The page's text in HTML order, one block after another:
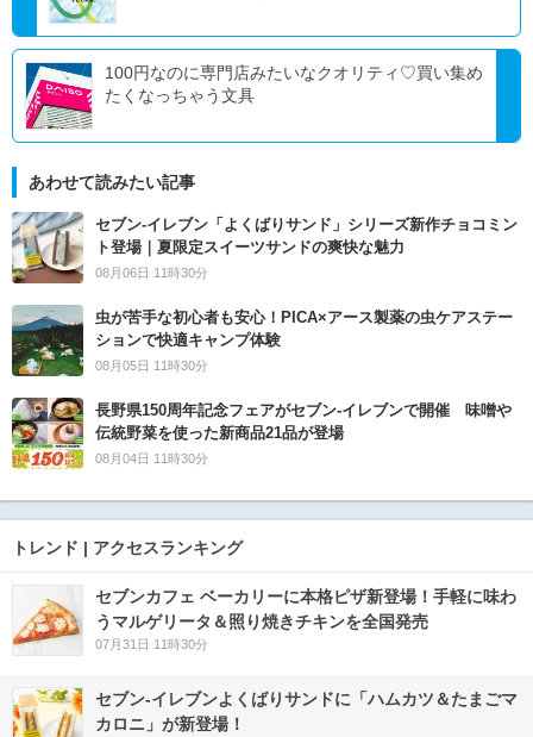
100円なのに専門店みたいなクオリティ♡買い集め
たくなっちゃう文具
あわせて読みたい記事
セブン‐イレブン「よくばりサンド」シリーズ新作チョコミン
ト登場｜夏限定スイーツサンドの爽快な魅力
08月06日 11時30分
虫が苦手な初心者も安心！PICA×アース製薬の虫ケアステー
ションで快適キャンプ体験
08月05日 11時30分
長野県150周年記念フェアがセブン-イレブンで開催 味噌や
伝統野菜を使った新商品21品が登場
08月04日 11時30分
トレンド | アクセスランキング
セブンカフェ ベーカリーに本格ピザ新登場！手軽に味わ
うマルゲリータ＆照り焼きチキンを全国発売
07月31日 11時30分
セブン‐イレブンよくばりサンドに「ハムカツ＆たまごマ
カロニ」が新登場！